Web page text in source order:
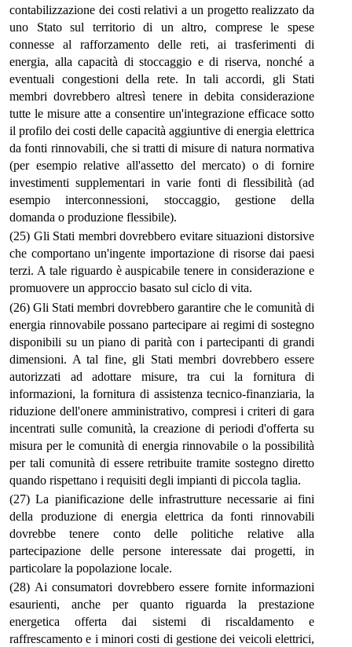
contabilizzazione dei costi relativi a un progetto realizzato da
uno Stato sul territorio di un altro, comprese le spese
connesse al rafforzamento delle reti, ai trasferimenti di
energia, alla capacità di stoccaggio e di riserva, nonché a
eventuali congestioni della rete. In tali accordi, gli Stati
membri dovrebbero altresì tenere in debita considerazione
tutte le misure atte a consentire un'integrazione efficace sotto
il profilo dei costi delle capacità aggiuntive di energia elettrica
da fonti rinnovabili, che si tratti di misure di natura normativa
(per esempio relative all'assetto del mercato) o di fornire
investimenti supplementari in varie fonti di flessibilità (ad
esempio interconnessioni, stoccaggio, gestione della
domanda o produzione flessibile).
(25) Gli Stati membri dovrebbero evitare situazioni distorsive
che comportano un'ingente importazione di risorse dai paesi
terzi. A tale riguardo è auspicabile tenere in considerazione e
promuovere un approccio basato sul ciclo di vita.
(26) Gli Stati membri dovrebbero garantire che le comunità di
energia rinnovabile possano partecipare ai regimi di sostegno
disponibili su un piano di parità con i partecipanti di grandi
dimensioni. A tal fine, gli Stati membri dovrebbero essere
autorizzati ad adottare misure, tra cui la fornitura di
informazioni, la fornitura di assistenza tecnico-finanziaria, la
riduzione dell'onere amministrativo, compresi i criteri di gara
incentrati sulle comunità, la creazione di periodi d'offerta su
misura per le comunità di energia rinnovabile o la possibilità
per tali comunità di essere retribuite tramite sostegno diretto
quando rispettano i requisiti degli impianti di piccola taglia.
(27) La pianificazione delle infrastrutture necessarie ai fini
della produzione di energia elettrica da fonti rinnovabili
dovrebbe tenere conto delle politiche relative alla
partecipazione delle persone interessate dai progetti, in
particolare la popolazione locale.
(28) Ai consumatori dovrebbero essere fornite informazioni
esaurienti, anche per quanto riguarda la prestazione
energetica offerta dai sistemi di riscaldamento e
raffrescamento e i minori costi di gestione dei veicoli elettrici,